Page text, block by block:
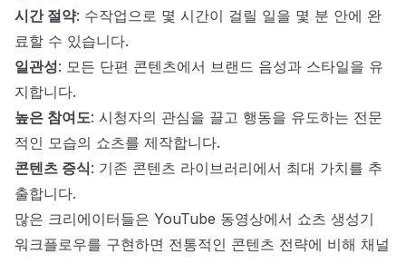
시간 절약: 수작업으로 몇 시간이 걸릴 일을 몇 분 안에 완
료할 수 있습니다.
일관성: 모든 단편 콘텐츠에서 브랜드 음성과 스타일을 유
지합니다.
높은 참여도: 시청자의 관심을 끌고 행동을 유도하는 전문
적인 모습의 쇼츠를 제작합니다.
콘텐츠 증식: 기존 콘텐츠 라이브러리에서 최대 가치를 추
출합니다.
많은 크리에이터들은 YouTube 동영상에서 쇼츠 생성기
워크플로우를 구현하면 전통적인 콘텐츠 전략에 비해 채널